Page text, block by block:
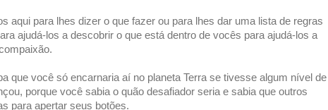
aqui para lhes dizer o que fazer ou para lhes dar uma lista de regras
ajudá-los a descobrir o que está dentro de vocês para ajudá-los a
que você só encarnaria aí no planeta Terra se tivesse algum nível de
porque você sabia o quão desafiador seria e sabia que outros
para apertar seus botões.